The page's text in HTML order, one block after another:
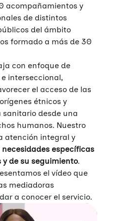
acompañamientos y
de distintos
del ámbito
formado a más de 30
con enfoque de
interseccional,
el acceso de las
étnicos y
desde una
humanos. Nuestro
atención integral y
necesidades específicas
de su seguimiento.
el vídeo que
mediadoras
a conocer el servicio.